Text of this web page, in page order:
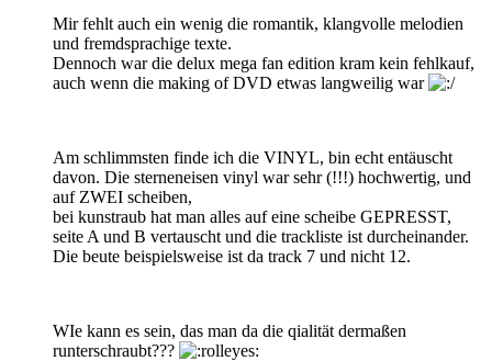
Mir fehlt auch ein wenig die romantik, klangvolle melodien
und fremdsprachige texte.
Dennoch war die delux mega fan edition kram kein fehlkauf,
auch wenn die making of DVD etwas langweilig war
Am schlimmsten finde ich die VINYL, bin echt entäuscht
davon. Die sterneneisen vinyl war sehr (!!!) hochwertig, und
auf ZWEI scheiben,
bei kunstraub hat man alles auf eine scheibe GEPRESST,
seite A und B vertauscht und die trackliste ist durcheinander.
Die beute beispielsweise ist da track 7 und nicht 12.
WIe kann es sein, das man da die qialität dermaßen
runterschraubt???